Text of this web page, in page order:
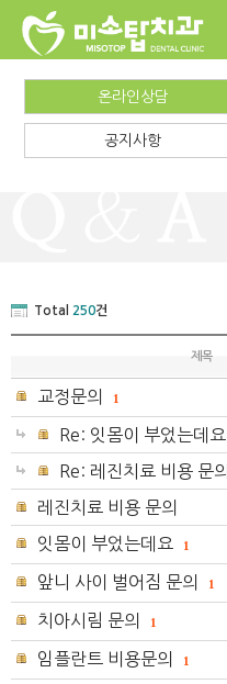
온라인상담
공지사항
Total 250건
제목
교정문의 1
Re: 잇몸이 부었는데요
Re: 레진치료 비용 문의
레진치료 비용 문의
잇몸이 부었는데요 1
앞니 사이 벌어짐 문의 1
치아시림 문의 1
임플란트 비용문의 1